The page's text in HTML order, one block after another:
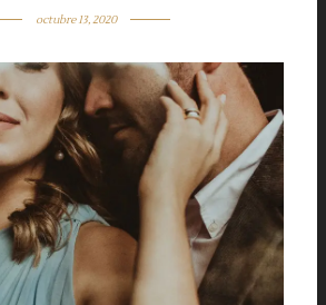
octubre 13, 2020